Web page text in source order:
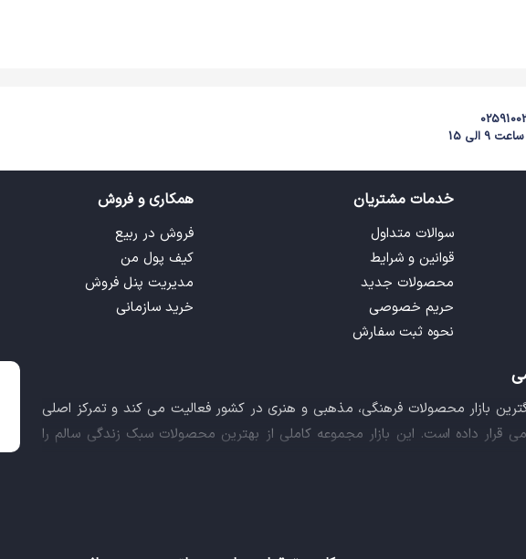
الی 15
خدمات مشتریان
سوالات متداول
قوانین و شرایط
محصولات جدید
حریم خصوصی
نحوه ثبت سفارش
همکاری و فروش
فروش در ربیع
کیف پول من
مدیریت پنل فروش
خرید سازمانی
بازار محصولات فرهنگی، مذهبی و هنری در کشور فعالیت می کند و تمرکز اصلی
قرار داده است. این بازار مجموعه کاملی از بهترین محصولات سبک زندگی سالم را
برای خرید اینترنتی کالاهای فرهنگی، مذهبی و هنری برآورده نماید.